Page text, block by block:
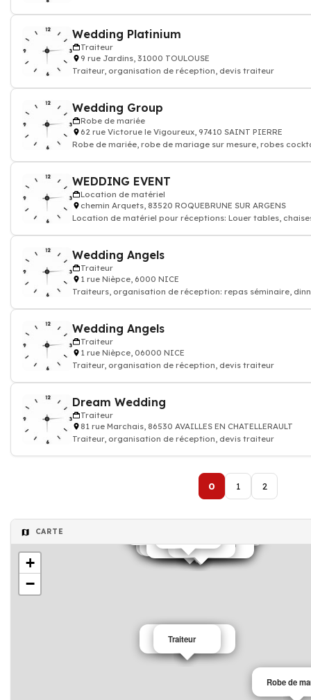
Wedding Platinium
Traiteur
9 rue Jardins, 31000 TOULOUSE
Traiteur, organisation de réception, devis traiteur
Wedding Group
Robe de mariée
62 rue Victorue le Vigoureux, 97410 SAINT PIERRE
Robe de mariée, robe de mariage sur mesure, robes
WEDDING EVENT
Location de matériel
chemin Arquets, 83520 ROQUEBRUNE SUR ARGENS
Location de matériel pour réceptions: Louer tables,
Wedding Angels
Traiteur
1 rue Nièpce, 6000 NICE
Traiteurs, organisation de réception: repas séminaire,
Wedding Angels
Traiteur
1 rue Nièpce, 06000 NICE
Traiteur, organisation de réception, devis traiteur
Dream Wedding
Traiteur
81 rue Marchais, 86530 AVAILLES EN CHATELLERAULT
Traiteur, organisation de réception, devis traiteur
0 1 2
CARTE
Wedding Planner
Wedding planner
Location de tente
Traiteur
Robe de
Location de matériel
Traiteur
Traiteur
+
−